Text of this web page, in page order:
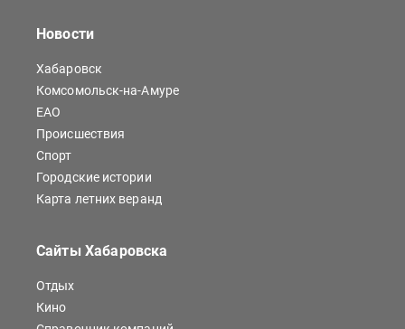
Новости
Хабаровск
Комсомольск-на-Амуре
ЕАО
Происшествия
Спорт
Городские истории
Карта летних веранд
Сайты Хабаровска
Отдых
Кино